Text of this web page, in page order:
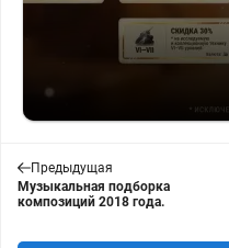
Предыдущая
Музыкальная подборка
композиций 2018 года.